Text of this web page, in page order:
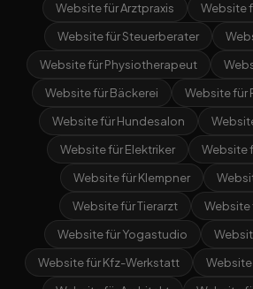
Website für Arztpraxis
Website
Website für Steuerberater
Website für Physiotherapeut
Website für Bäckerei
Website für
Website für Hundesalon
Website für Elektriker
Website
Website für Klempner
Website für Tierarzt
Website
Website für Yogastudio
Website für Kfz-Werkstatt